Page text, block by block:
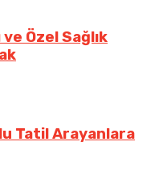
Özel Sağlık
Tatil Arayanlara